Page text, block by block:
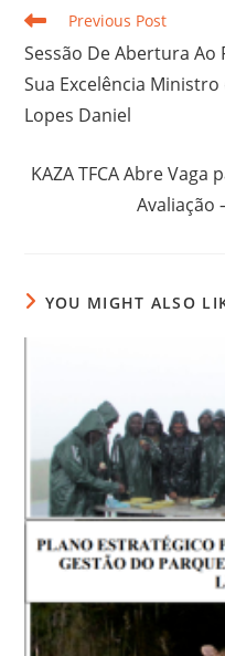
Previous Post
Sessão De Abertura
Sua Excelência
Lopes Daniel
KAZA TFCA Abre
Avaliação
YOU MIGHT ALSO